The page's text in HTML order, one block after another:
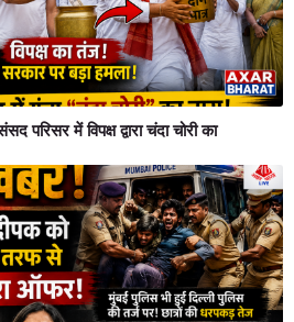
परिसर में विपक्ष द्वारा चंदा चोरी का